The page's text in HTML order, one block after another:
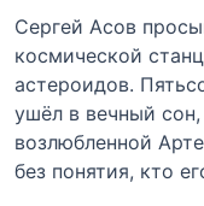
Сергей Асов
космической
астероидов.
ушёл в вечный
возлюбленной
без понятия, кто